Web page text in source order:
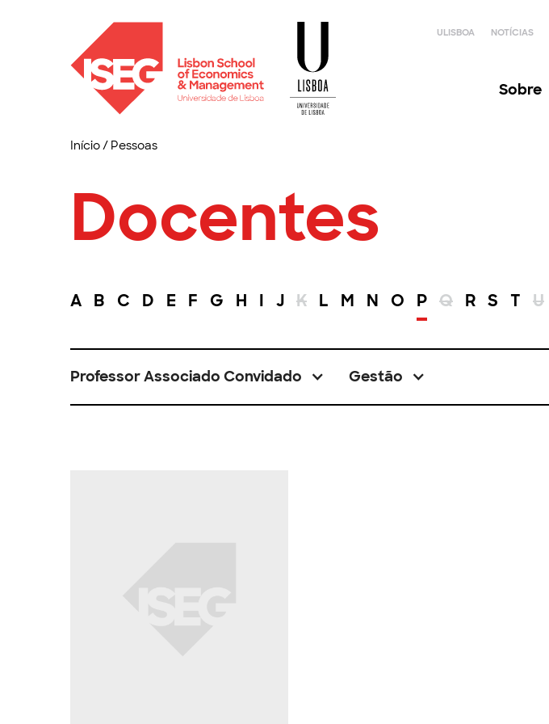
ULISBOA NOTÍCIAS
Sobre
Início/ Pessoas
Docentes
A B C D E F G H I J K L M N O P Q R S T U
Professor Associado Convidado Gestão